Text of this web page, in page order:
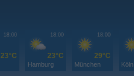
18:00
23°C
18:00
23°C
Hamburg
18:00
29°C
München Köln